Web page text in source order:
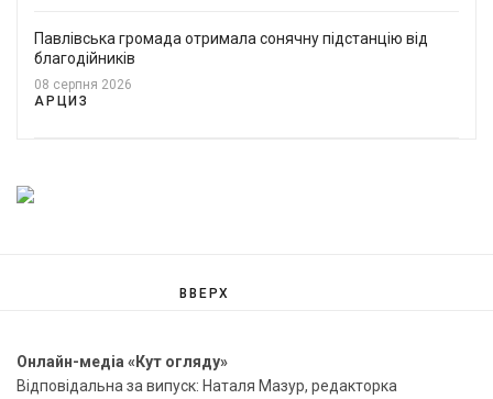
Павлівська громада отримала сонячну підстанцію від
благодійників
08 серпня 2026
АРЦИЗ
ВВЕРХ
Онлайн-медіа «Кут огляду»
Відповідальна за випуск: Наталя Мазур, редакторка